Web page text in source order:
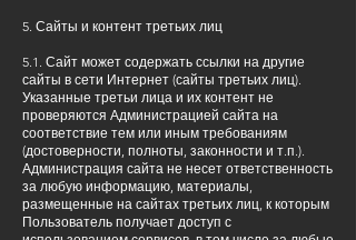
5. Сайты и контент третьих лиц
5.1. Сайт может содержать ссылки на другие
сайты в сети Интернет (сайты третьих лиц).
Указанные третьи лица и их контент не
проверяются Администрацией сайта на
соответствие тем или иным требованиям
(достоверности, полноты, законности и т.п.).
Администрация сайта не несет ответственность
за любую информацию, материалы,
размещенные на сайтах третьих лиц, к которым
Пользователь получает доступ с